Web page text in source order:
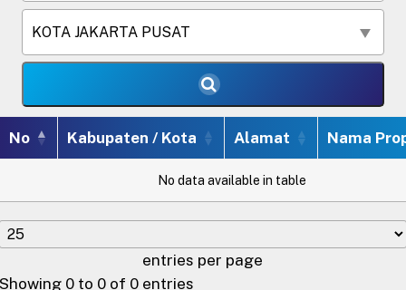
KOTA JAKARTA PUSAT
No Kabupaten / Kota Alamat Nama
No data available in table
entries per page
0 to 0 of 0 entries